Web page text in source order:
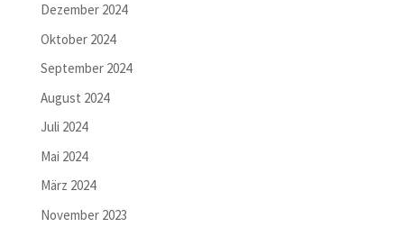
Dezember 2024
Oktober 2024
September 2024
August 2024
Juli 2024
Mai 2024
März 2024
November 2023